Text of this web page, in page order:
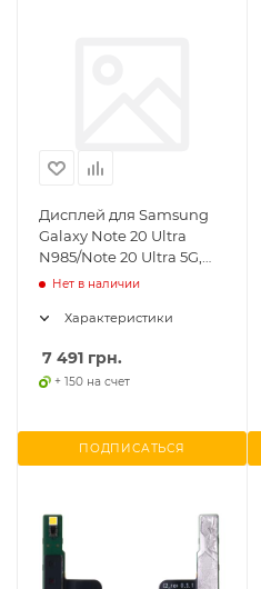
Дисплей для Samsung
Galaxy Note 20 Ultra
N985/Note 20 Ultra 5G,
оригинал (переклеен,
Нет в наличии
Характеристики
7 491 грн.
+ 150 на счет
ПОДПИСАТЬСЯ